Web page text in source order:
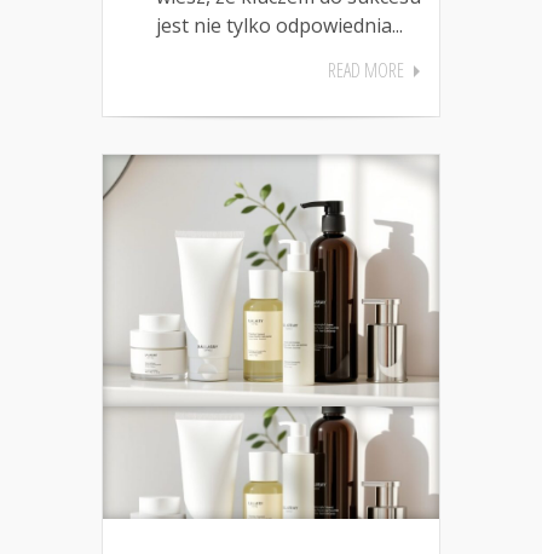
jest nie tylko odpowiednia...
READ MORE